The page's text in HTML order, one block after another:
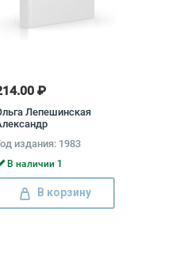
₽
Лепешинская
издания: 1983
В наличии 1
В корзину